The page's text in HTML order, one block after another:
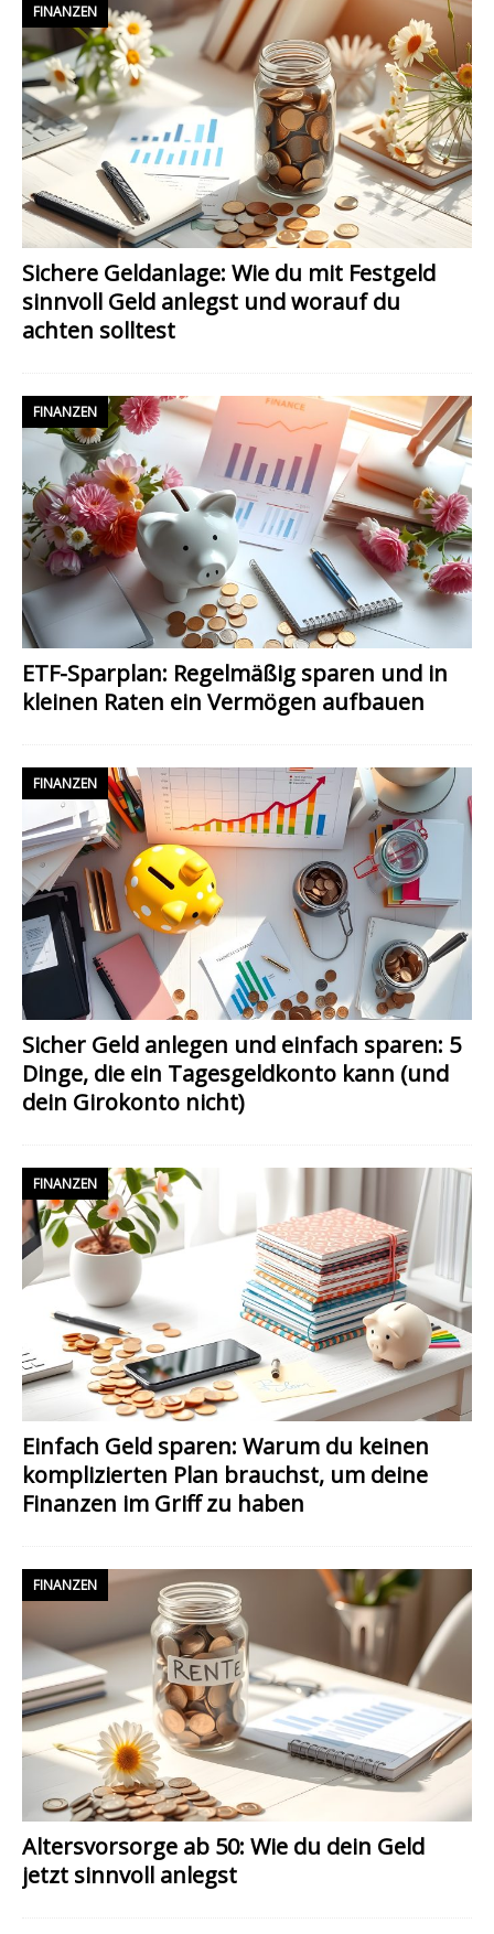
Sichere Geldanlage: Wie du mit Festgeld
sinnvoll Geld anlegst und worauf du
achten solltest
FINANZEN
ETF-Sparplan: Regelmäßig sparen und in
kleinen Raten ein Vermögen aufbauen
FINANZEN
Sicher Geld anlegen und einfach sparen: 5
Dinge, die ein Tagesgeldkonto kann (und
dein Girokonto nicht)
FINANZEN
Einfach Geld sparen: Warum du keinen
komplizierten Plan brauchst, um deine
Finanzen im Griff zu haben
FINANZEN
Altersvorsorge ab 50: Wie du dein Geld
jetzt sinnvoll anlegst
FINANZEN